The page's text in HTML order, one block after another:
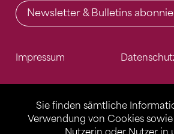
Sie finden sämtliche
Verwendung von Cookies
Newsletter & Bulletins
Impressum